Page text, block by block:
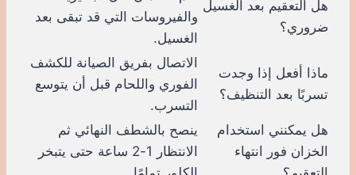
هل التعقيم بعد الغسيل
ضروري؟
والفيروسات التي قد تبقى بعد
الغسيل.
ماذا أفعل إذا وجدت
تسربًا بعد التنظيف؟
الاتصال بفريق الصيانة للكشف
الفوري واللحام قبل أن يتوسع
التسرب.
هل يمكنني استخدام
الخزان فور انتهاء
ينصح بالشطف النهائي ثم
الانتظار 1-2 ساعة حتى يتبخر